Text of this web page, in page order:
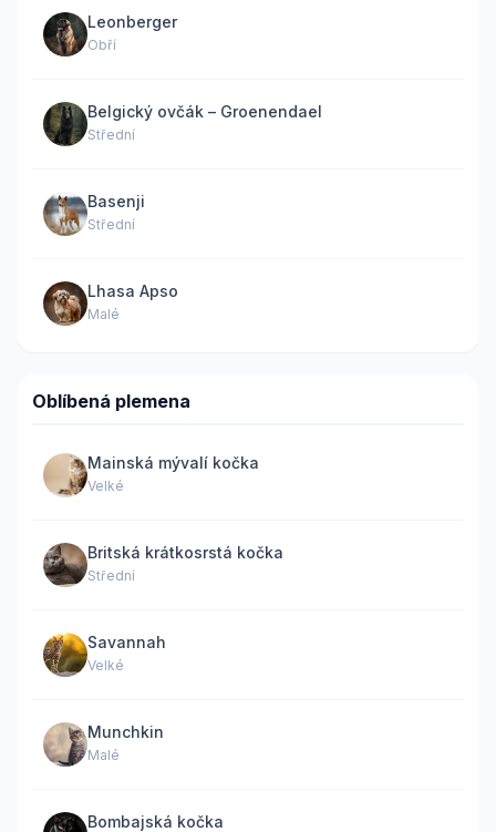
Leonberger
Obří
Belgický ovčák – Groenendael
Střední
Basenji
Střední
Lhasa Apso
Malé
Oblíbená plemena
Mainská mývalí kočka
Velké
Britská krátkosrstá kočka
Střední
Savannah
Velké
Munchkin
Malé
Bombajská kočka